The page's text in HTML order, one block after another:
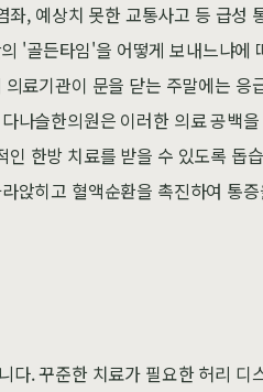
, 예상치 못한 교통사고 등 급성
'골든타임'을 어떻게 보내느냐에
료기관이 문을 닫는 주말에는 응
나슬한의원은 이러한 의료 공백
한방 치료를 받을 수 있도록 돕
앉히고 혈액순환을 촉진하여 통
다. 꾸준한 치료가 필요한 허리 디